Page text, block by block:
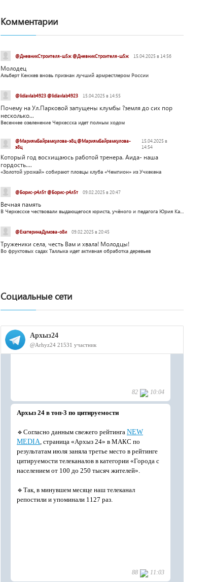
Комментарии
@ДневникСтроителя-ш5ж @ДневникСтроителя-ш5ж 15.04.2025 в 14:56
Молодец
Альберт Кенжев вновь признан лучший армрестлером России
@lidiavlab4923 @lidiavlab4923 15.04.2025 в 14:55
Почему на Ул.Парковой запущены клумбы ?земля до сих пор
несколько...
Весеннее озеленение Черкесска идет полным ходом
@МариямБайрамкулова-э8ц @МариямБайрамкулова-
э8ц
15.04.2025 в
14:54
Который год восхищаюсь работой тренера. Аида- наша
гордость....
«Золотой урожай» собирают пловцы клуба «Чемпион» из Учкекена
@Борис-р4л5т @Борис-р4л5т 09.02.2025 в 20:47
Вечная память
В Черкесске чествовали выдающегося юриста, учёного и педагога Юрия Калмыкова
@ЕкатеринаДумова-о8и 09.02.2025 в 20:45
Труженики села, честь Вам и хвала! Молодцы!
Во фруктовых садах Таллыка идет активная обработка деревьев
Социальные сети